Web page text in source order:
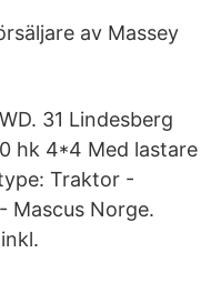
av Massey
31 Lindesberg
hk 4*4 Med lastare
Traktor -
Mascus Norge.